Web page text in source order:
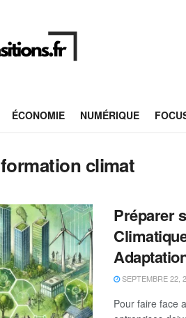
ÉCONOMIE NUMÉRIQUE
formation climat
Préparer
SEPTEMBRE 22,
Pour faire face